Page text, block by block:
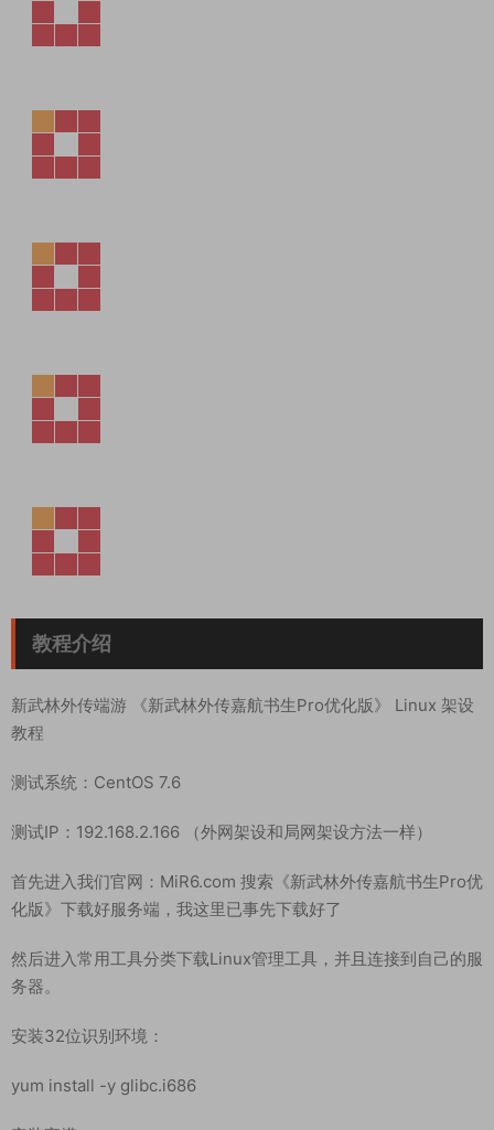
教程介绍
教程
测试IP：192.168.2.166 （外网架设和局网架设方法一样）
首先进入我们官网：MiR6.com 搜索《新武林外传嘉航书生Pro优